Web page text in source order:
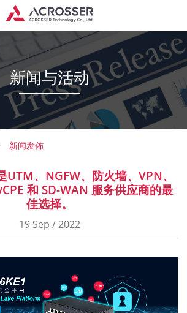
新闻与活动
新闻发佈
UTM、NGFW、防火墙、VPN、
和 SD-WAN 服务供应商的最
佳选择。
19 Sep / 2022